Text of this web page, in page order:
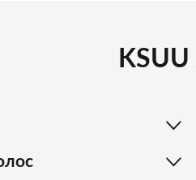
KSUU